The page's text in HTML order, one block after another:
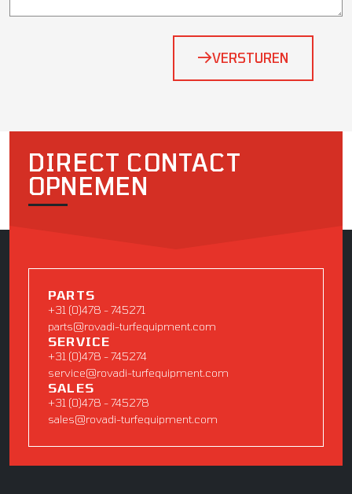
VERSTUREN
DIRECT CONTACT
OPNEMEN
PARTS
+31 (0)478 - 745271
parts@rovadi-turfequipment.com
SERVICE
+31 (0)478 - 745274
service@rovadi-turfequipment.com
SALES
+31 (0)478 - 745278
sales@rovadi-turfequipment.com